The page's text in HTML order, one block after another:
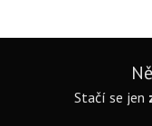
Stačí se jen